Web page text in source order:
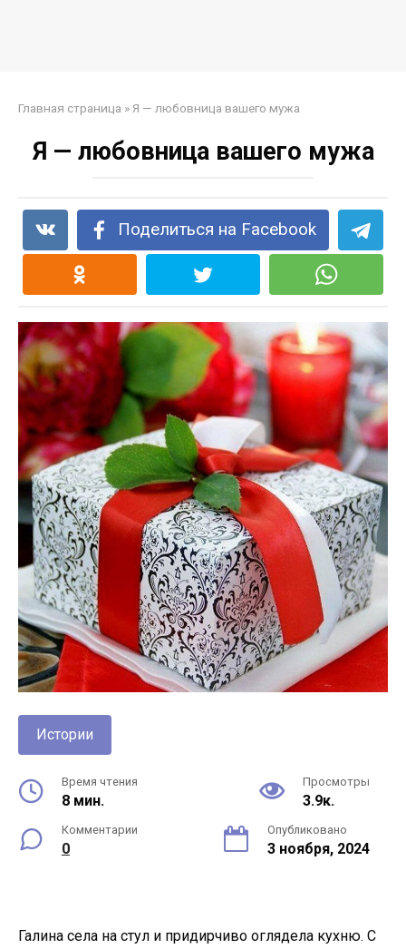
Главная страница » Я — любовница вашего мужа
Я — любовница вашего мужа
Поделиться на Facebook
Истории
Время чтения
8 мин.
Просмотры
3.9к.
Комментарии
0
Опубликовано
3 ноября, 2024
Галина села на стул и придирчиво оглядела кухню. С